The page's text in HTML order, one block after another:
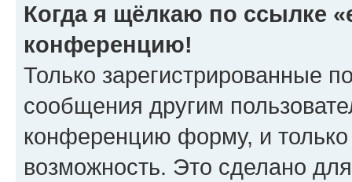
Когда я щёлкаю по ссылке
конференцию!
Только зарегистрированные
сообщения другим
конференцию форму, и
возможность. Это сделано